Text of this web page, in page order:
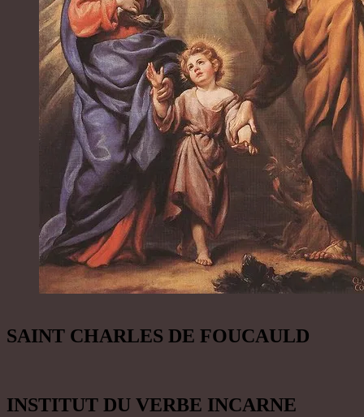
SAINT CHARLES DE FOUCAULD
INSTITUT DU VERBE INCARNE